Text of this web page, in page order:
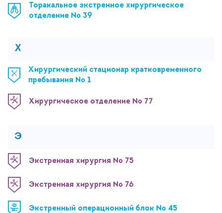
Торакальное экстренное хирургическое
отделение № 39
Х
Хирургический стационар кратковременного
пребывания № 1
Хирургическое отделение № 77
Э
Экстренная хирургия № 75
Экстренная хирургия № 76
Экстренный операционный блок № 45